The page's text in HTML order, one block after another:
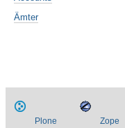
Ämter
Plone Zope